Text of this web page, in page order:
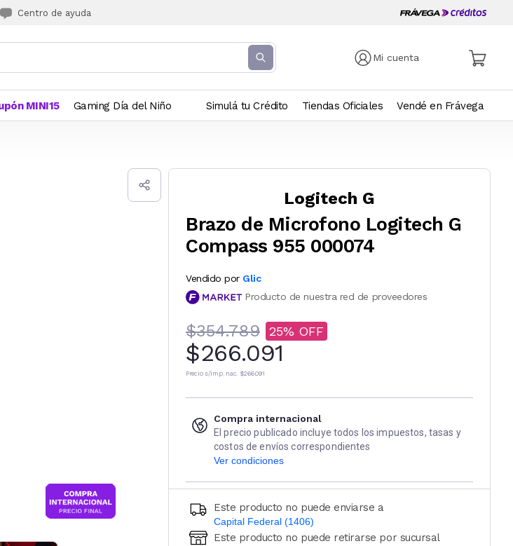
Centro de ayuda
Mi cuenta
MINI15 Gaming Día del Niño Simulá tu Crédito Tiendas Oficiales Vendé en Frávega
Logitech G
Brazo de Microfono Logitech G
Compass 955 000074
Vendido por Glic
Producto de nuestra red de proveedores
$354.789 25
$266.091
Precio s/imp. nac. $266.091
Compra internacional
El precio publicado incluye todos los impuestos, tasas y
costos de envíos correspondientes
Ver condiciones
Este producto no puede enviarse a
Capital Federal (1406)
Ingresá código postal (sólo números)
Este producto no puede retirarse por sucursal